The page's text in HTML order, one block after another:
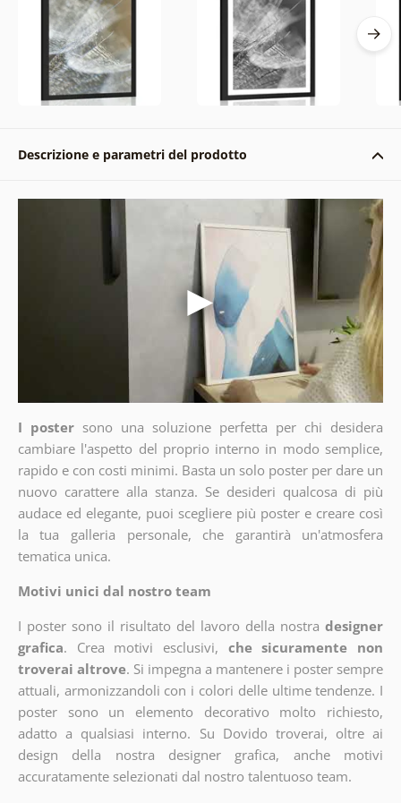
Descrizione e parametri del prodotto
I poster sono una soluzione perfetta per chi desidera
cambiare l'aspetto del proprio interno in modo semplice,
rapido e con costi minimi. Basta un solo poster per dare un
nuovo carattere alla stanza. Se desideri qualcosa di più
audace ed elegante, puoi scegliere più poster e creare così
la tua galleria personale, che garantirà un'atmosfera
tematica unica.
Motivi unici dal nostro team
I poster sono il risultato del lavoro della nostra designer
grafica. Crea motivi esclusivi, che sicuramente non
troverai altrove. Si impegna a mantenere i poster sempre
attuali, armonizzandoli con i colori delle ultime tendenze. I
poster sono un elemento decorativo molto richiesto,
adatto a qualsiasi interno. Su Dovido troverai, oltre ai
design della nostra designer grafica, anche motivi
accuratamente selezionati dal nostro talentuoso team.